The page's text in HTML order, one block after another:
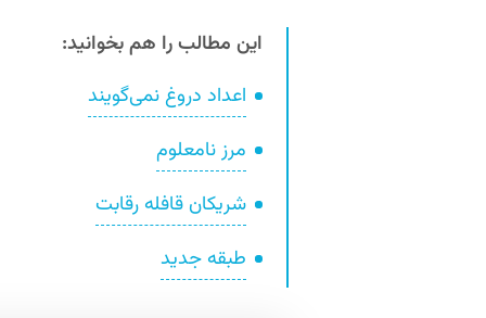
این مطالب را هم بخوانید:
اعداد دروغ نمی‌گویند
مرز نامعلوم
شریکان قافله رقابت
طبقه‌ جدید